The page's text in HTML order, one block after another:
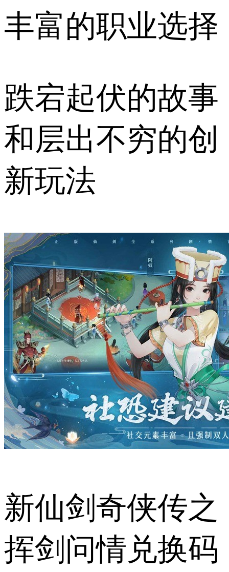
丰富的职业选择
跌宕起伏的故事
和层出不穷的创
新玩法
新仙剑奇侠传之
挥剑问情兑换码